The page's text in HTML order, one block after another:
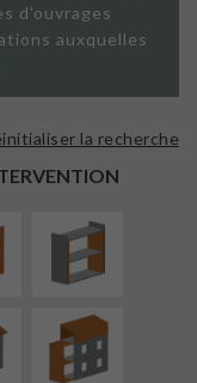
d'ouvrages
auxquelles
la recherche
ISOLATION
INTÉRIEURE
SURÉLÉVATION
EXTENSION